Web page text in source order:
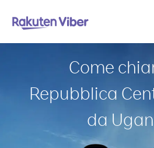
Come
Repubblica
da